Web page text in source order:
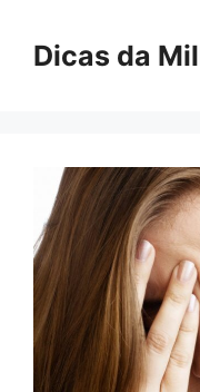
contentDicas da